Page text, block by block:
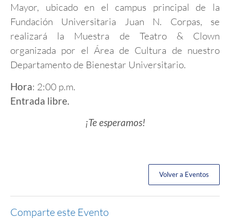
Mayor, ubicado en el campus principal de la
Fundación Universitaria Juan N. Corpas, se
realizará la Muestra de Teatro & Clown
organizada por el Área de Cultura de nuestro
Departamento de Bienestar Universitario.
Hora: 2:00 p.m.
Entrada libre.
¡Te esperamos!
Volver a Eventos
Comparte este Evento